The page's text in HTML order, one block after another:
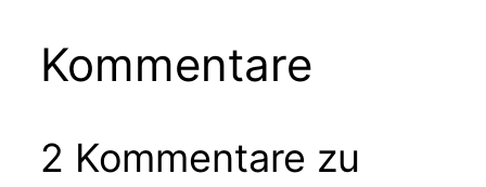
Kommentare
2 Kommentare zu